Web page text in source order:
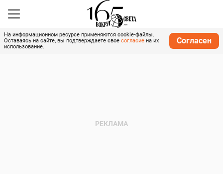
На информационном ресурсе применяются cookie-файлы.
Оставаясь на сайте, вы подтверждаете свое согласие на их
использование.
Согласен